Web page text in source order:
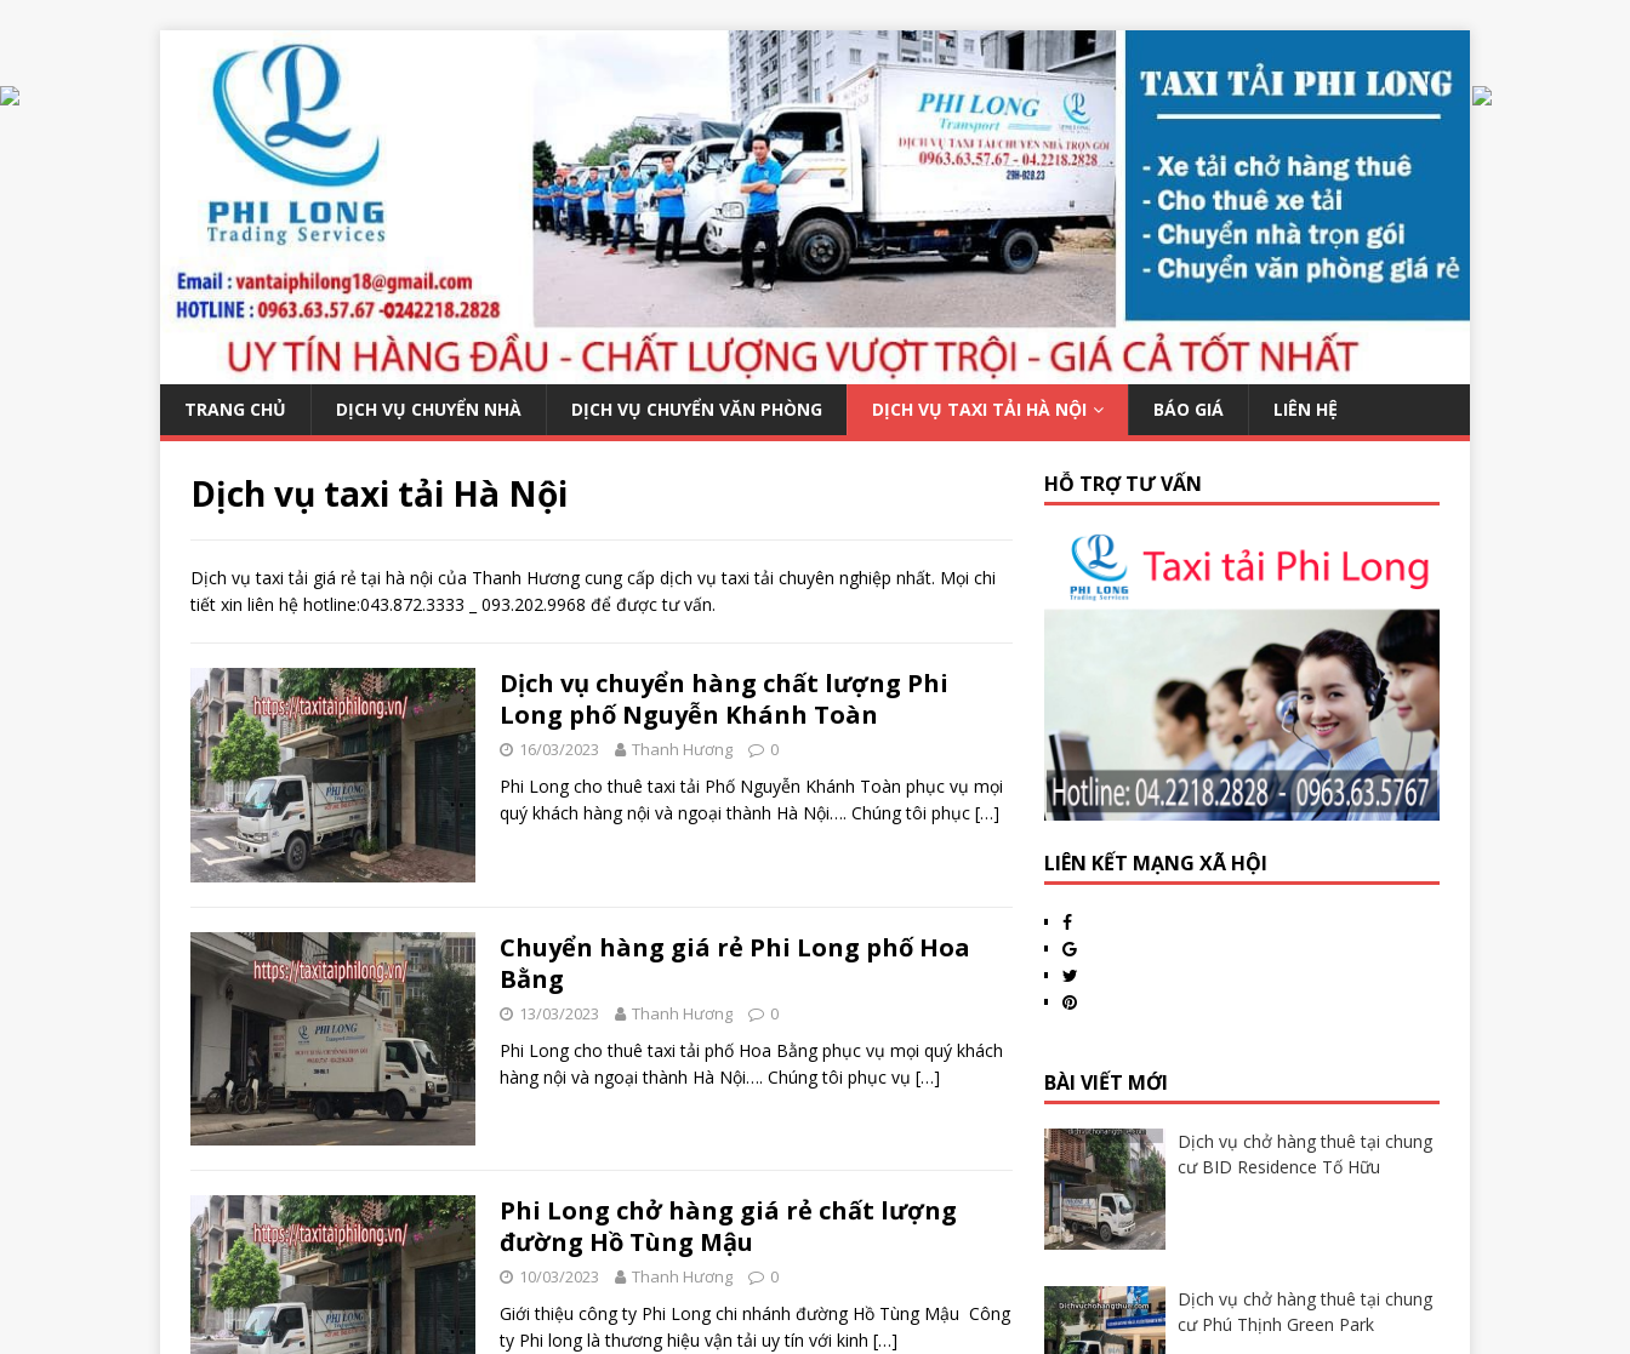
TRANG CHỦ DỊCH VỤ CHUYỂN NHÀ DỊCH VỤ CHUYỂN VĂN PHÒNG DỊCH VỤ TAXI TẢI HÀ NỘI BÁO GIÁ LIÊN HỆ
Dịch vụ taxi tải Hà Nội
Dịch vụ taxi tải giá rẻ tại hà nội của Thanh Hương cung cấp dịch vụ taxi tải chuyên nghiệp nhất. Mọi chi
tiết xin liên hệ hotline:043.872.3333 _ 093.202.9968 để được tư vấn.
Dịch vụ chuyển hàng chất lượng Phi
Long phố Nguyễn Khánh Toàn
16/03/2023 Thanh Hương 0
Phi Long cho thuê taxi tải Phố Nguyễn Khánh Toàn phục vụ mọi
quý khách hàng nội và ngoại thành Hà Nội…. Chúng tôi phục […]
Chuyển hàng giá rẻ Phi Long phố Hoa
Bằng
13/03/2023 Thanh Hương 0
Phi Long cho thuê taxi tải phố Hoa Bằng phục vụ mọi quý khách
hàng nội và ngoại thành Hà Nội…. Chúng tôi phục vụ […]
Phi Long chở hàng giá rẻ chất lượng
đường Hồ Tùng Mậu
10/03/2023 Thanh Hương 0
Giới thiệu công ty Phi Long chi nhánh đường Hồ Tùng Mậu Công
ty Phi long là thương hiệu vận tải uy tín với kinh […]
HỖ TRỢ TƯ VẤN
LIÊN KẾT MẠNG XÃ HỘI
BÀI VIẾT MỚI
Dịch vụ chở hàng thuê tại chung
cư BID Residence Tố Hữu
Dịch vụ chở hàng thuê tại chung
cư Phú Thịnh Green Park